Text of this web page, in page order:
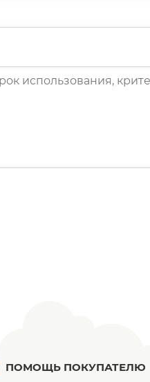
ПОМОЩЬ ПОКУПАТЕЛЮ